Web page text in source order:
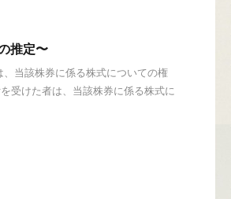
推定〜
当該株券に係る株式についての権
受けた者は、当該株券に係る株式に